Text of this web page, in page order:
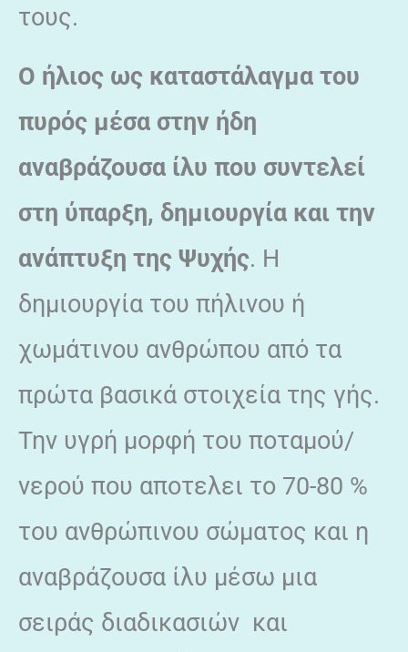
τους.
Ο ήλιος ως καταστάλαγμα του
πυρός μέσα στην ήδη
αναβράζουσα ίλυ που συντελεί
στη ύπαρξη, δημιουργία και την
ανάπτυξη της Ψυχής. Η
δημιουργία του πήλινου ή
χωμάτινου ανθρώπου από τα
πρώτα βασικά στοιχεία της γής.
Την υγρή μορφή του ποταμού/
νερού που αποτελει το 70-80 %
του ανθρώπινου σώματος και η
αναβράζουσα ίλυ μέσω μια
σειράς διαδικασιών και